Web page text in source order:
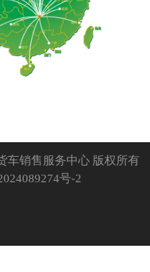
车销售服务中心 版权所有
号-2